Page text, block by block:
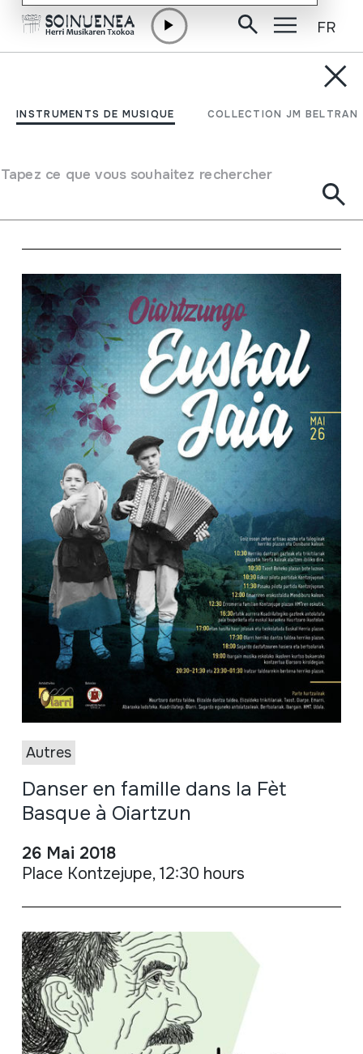
INSTRUMENTS DE MUSIQUE COLLECTION JM BELTRAN
Tapez ce que vous souhaitez rechercher
FR
Autres
Autres
Autres
Danser en famille dans la Fèt
Basque à Oiartzun
26 Mai 2018
Place Kontzejupe, 12:30 hours